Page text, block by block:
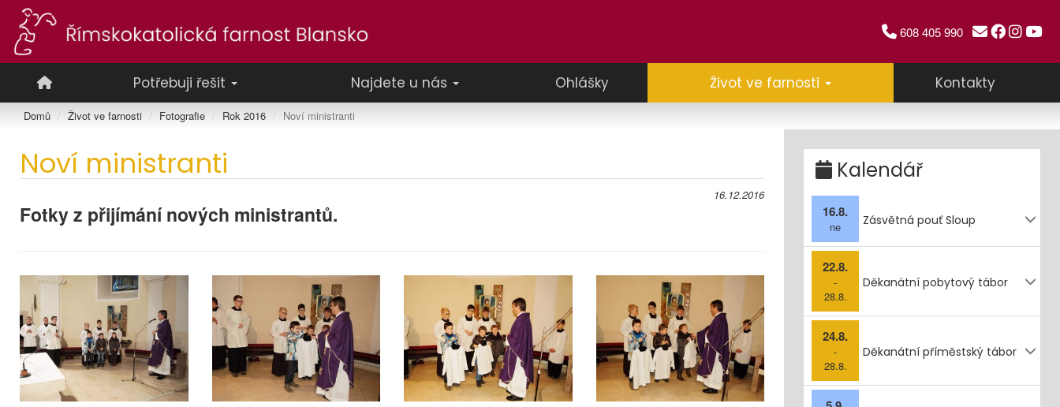
608 405 990
Potřebuji řešit Najdete u nás Ohlášky Život ve farnosti Kontakty
Domů Život ve farnosti Fotografie Rok 2016 Noví ministranti
Noví ministranti
16.12.2016
Fotky z přijímání nových ministrantů.
Kalendář
16.8.
ne Zásvětná pouť Sloup
22.8.
-
28.8.
Děkanátní pobytový tábor
24.8.
-
28.8.
Děkanátní příměstský tábor